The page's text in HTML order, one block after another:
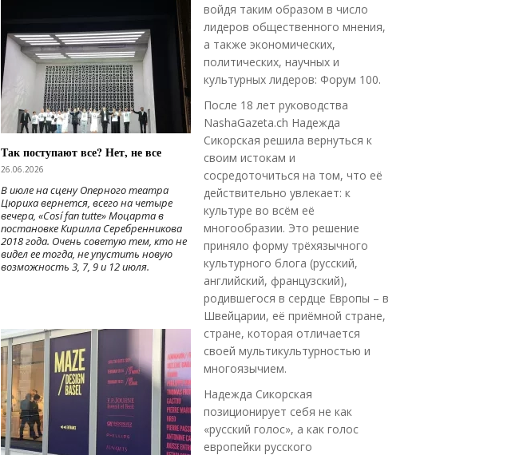
Так поступают все? Нет, не все
26.06.2026
В июле на сцену Оперного театра
Цюриха вернется, всего на четыре
вечера, «Cosí fan tutte» Моцарта в
постановке Кирилла Серебренникова
2018 года. Очень советую тем, кто не
видел ее тогда, не упустить новую
возможность 3, 7, 9 и 12 июля.
войдя таким образом в число
лидеров общественного мнения,
а также экономических,
политических, научных и
культурных лидеров: Форум 100.
После 18 лет руководства
NashaGazeta.ch Надежда
Сикорская решила вернуться к
своим истокам и
сосредоточиться на том, что её
действительно увлекает: к
культуре во всём её
многообразии. Это решение
приняло форму трёхязычного
культурного блога (русский,
английский, французский),
родившегося в сердце Европы – в
Швейцарии, её приёмной стране,
стране, которая отличается
своей мультикультурностью и
многоязычием.
Надежда Сикорская
позиционирует себя не как
«русский голос», а как голос
европейки русского